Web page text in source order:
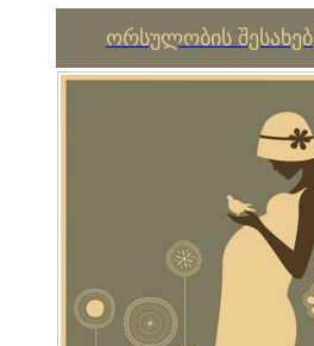
ორსულობის შესახებ